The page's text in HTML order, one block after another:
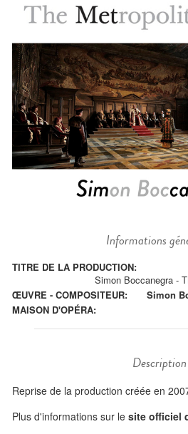
Informations
TITRE DE LA PRODUCTION:
Simon Boccanegra -
ŒUVRE - COMPOSITEUR:
Simon
MAISON D'OPÉRA:
Description
Reprise de la production créée en
Plus d'informations sur le site officiel